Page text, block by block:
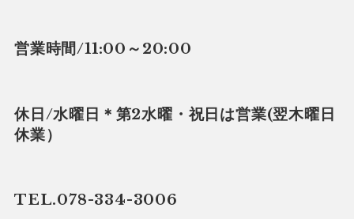
営業時間/11:00～20:00
休日/水曜日＊第2水曜・祝日は営業(翌木曜日
休業）
TEL.078-334-3006